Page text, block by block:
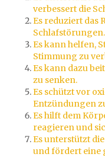
verbessert die
Es reduziert das
Schlafstörungen.
Es kann helfen,
Stimmung zu
Es kann dazu
zu senken.
Es schützt vor
Entzündungen
Es hilft dem
reagieren und
Es unterstützt
und fördert eine